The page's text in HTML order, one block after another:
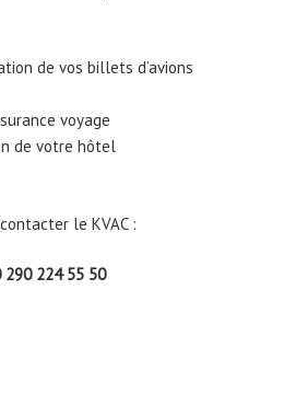
de vos billets d’avions
voyage
de votre hôtel
le KVAC :
290 224 55 50